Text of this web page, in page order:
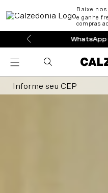
Baixe
e ganhe
compras
WhatsApp
Informe seu CEP